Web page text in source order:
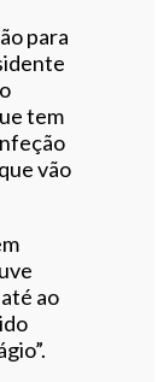
para
tem
vão
ao